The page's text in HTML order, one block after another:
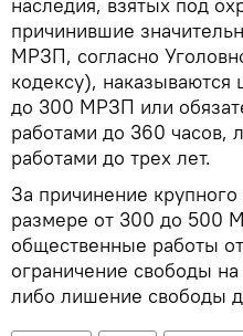
причинившие
МРЗП, согласно
кодексу),
до 300 МРЗП или
работами до 360 часов,
работами до трех лет.
За причинение
размере от 300 до 500
общественные работы
ограничение свободы на
либо лишение свободы